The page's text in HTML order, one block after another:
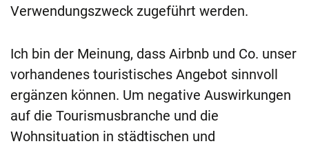
Verwendungszweck zugeführt werden.
Ich bin der Meinung, dass Airbnb und Co. unser
vorhandenes touristisches Angebot sinnvoll
ergänzen können. Um negative Auswirkungen
auf die Tourismusbranche und die
Wohnsituation in städtischen und